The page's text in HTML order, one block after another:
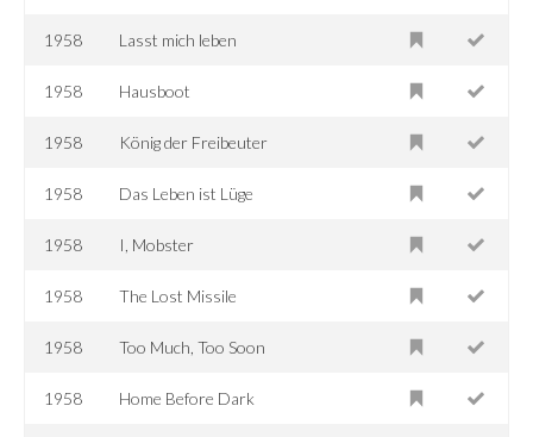
1958 Lasst mich leben
1958 Hausboot
1958 König der Freibeuter
1958 Das Leben ist Lüge
1958 I, Mobster
1958 The Lost Missile
1958 Too Much, Too Soon
1958 Home Before Dark